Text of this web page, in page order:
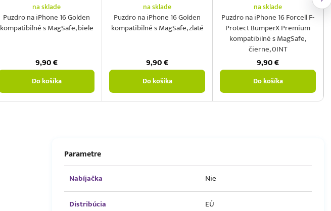
na sklade
Puzdro na iPhone 16 Golden
kompatibilné s MagSafe, biele
9,90€
Do košíka
na sklade
Puzdro na iPhone 16 Golden
kompatibilné s MagSafe, zlaté
9,90€
Do košíka
na sklade
Puzdro na iPhone 16 Forcell F-
Protect BumperX Premium
kompatibilné s MagSafe,
čierne, 0INT
9,90€
Do košíka
Parametre
Nabíjačka Nie
Distribúcia EÚ